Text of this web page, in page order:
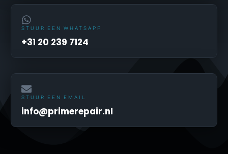
STUUR EEN WHATSAPP
+31 20 239 7124
STUUR EEN EMAIL
info@primerepair.nl